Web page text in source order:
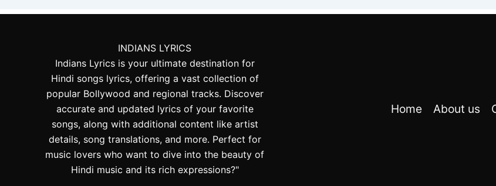
INDIANS LYRICS
Indians Lyrics is your ultimate destination for
Hindi songs lyrics, offering a vast collection of
popular Bollywood and regional tracks. Discover
accurate and updated lyrics of your favorite
songs, along with additional content like artist
details, song translations, and more. Perfect for
music lovers who want to dive into the beauty of
Hindi music and its rich expressions?"
Home About us